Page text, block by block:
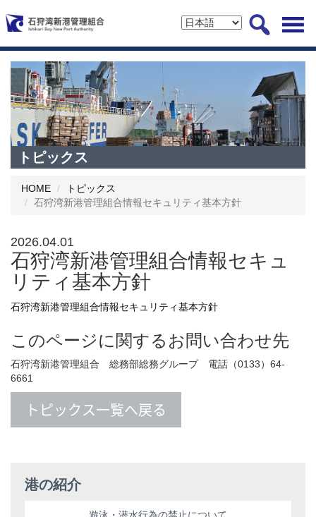
トピックス
HOME
トピックス
石狩湾新港管理組合情報セキュリティ基本方針
2026.04.01
石狩湾新港管理組合情報セキュ
リティ基本方針
石狩湾新港管理組合情報セキュリティ基本方針
このページに関するお問い合わせ先
石狩湾新港管理組合 総務部総務グループ 電話（0133）64-
6661
トピックス一覧へ戻る
港の紹介